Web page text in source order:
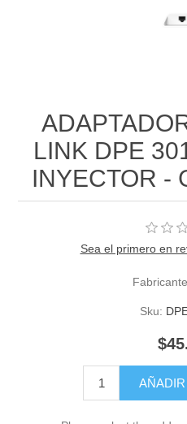
LINK DPE
INYECTOR -
Sea el primero en
Sku: